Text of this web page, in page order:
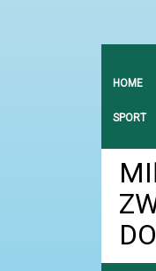
HOME
SPORT